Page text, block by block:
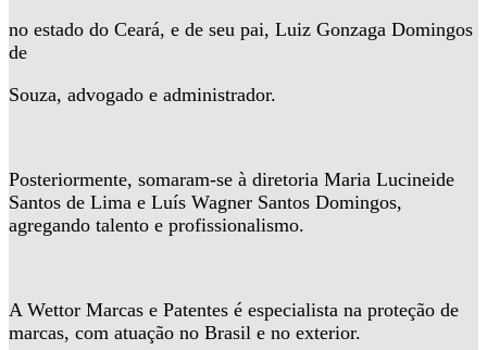
no estado do Ceará, e de seu pai, Luiz Gonzaga Domingos
de
Souza, advogado e administrador.
Posteriormente, somaram-se à diretoria Maria Lucineide
Santos de Lima e Luís Wagner Santos Domingos,
agregando talento e profissionalismo.
A Wettor Marcas e Patentes é especialista na proteção de
marcas, com atuação no Brasil e no exterior.